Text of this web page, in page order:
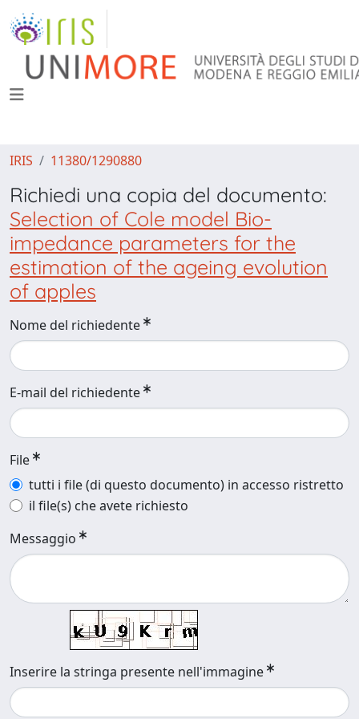
IRIS 11380/1290880
Richiedi una copia del documento:
Selection of Cole model Bio-
impedance parameters for the
estimation of the ageing evolution
of apples
Nome del richiedente
E-mail del richiedente
File
tutti i file (di questo documento) in accesso ristretto
il file(s) che avete richiesto
Messaggio
Inserire la stringa presente nell'immagine